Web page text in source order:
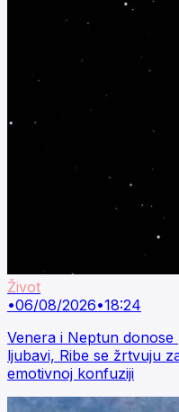
Život
•06/08/2026•18:24
Venera i Neptun
ljubavi, Ribe se žrtvuju
emotivnoj konfuziji